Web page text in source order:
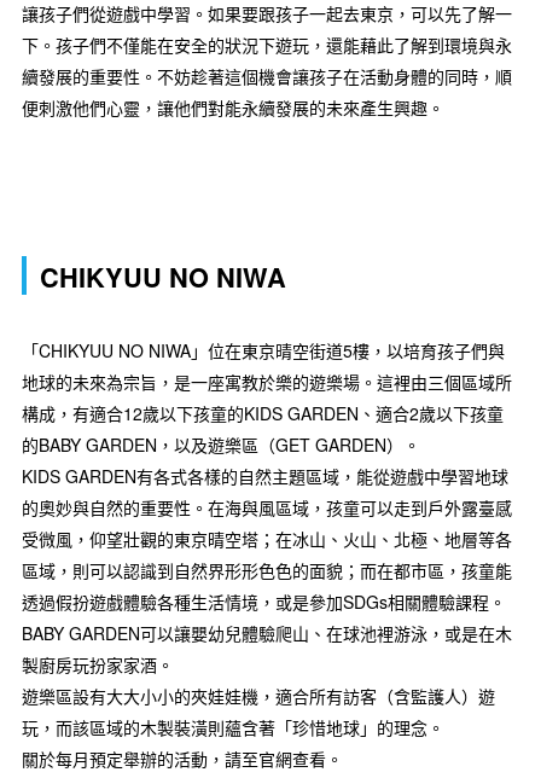
讓孩子們從遊戲中學習。如果要跟孩子一起去東京，可以先了解一
下。孩子們不僅能在安全的狀況下遊玩，還能藉此了解到環境與永
續發展的重要性。不妨趁著這個機會讓孩子在活動身體的同時，順
便刺激他們心靈，讓他們對能永續發展的未來產生興趣。
CHIKYUU NO NIWA
「CHIKYUU NO NIWA」位在東京晴空街道5樓，以培育孩子們與
地球的未來為宗旨，是一座寓教於樂的遊樂場。這裡由三個區域所
構成，有適合12歲以下孩童的KIDS GARDEN、適合2歲以下孩童
的BABY GARDEN，以及遊樂區（GET GARDEN）。
KIDS GARDEN有各式各樣的自然主題區域，能從遊戲中學習地球
的奧妙與自然的重要性。在海與風區域，孩童可以走到戶外露臺感
受微風，仰望壯觀的東京晴空塔；在冰山、火山、北極、地層等各
區域，則可以認識到自然界形形色色的面貌；而在都市區，孩童能
透過假扮遊戲體驗各種生活情境，或是參加SDGs相關體驗課程。
BABY GARDEN可以讓嬰幼兒體驗爬山、在球池裡游泳，或是在木
製廚房玩扮家家酒。
遊樂區設有大大小小的夾娃娃機，適合所有訪客（含監護人）遊
玩，而該區域的木製裝潢則蘊含著「珍惜地球」的理念。
關於每月預定舉辦的活動，請至官網查看。